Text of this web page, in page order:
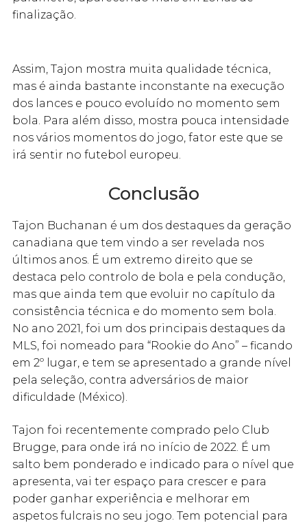
finalização.
Assim, Tajon mostra muita qualidade técnica,
mas é ainda bastante inconstante na execução
dos lances e pouco evoluído no momento sem
bola. Para além disso, mostra pouca intensidade
nos vários momentos do jogo, fator este que se
irá sentir no futebol europeu.
Conclusão
Tajon Buchanan é um dos destaques da geração
canadiana que tem vindo a ser revelada nos
últimos anos. É um extremo direito que se
destaca pelo controlo de bola e pela condução,
mas que ainda tem que evoluir no capítulo da
consistência técnica e do momento sem bola.
No ano 2021, foi um dos principais destaques da
MLS, foi nomeado para “Rookie do Ano” – ficando
em 2º lugar, e tem se apresentado a grande nível
pela seleção, contra adversários de maior
dificuldade (México).
Tajon foi recentemente comprado pelo Club
Brugge, para onde irá no início de 2022. É um
salto bem ponderado e indicado para o nível que
apresenta, vai ter espaço para crescer e para
poder ganhar experiência e melhorar em
aspetos fulcrais no seu jogo. Tem potencial para